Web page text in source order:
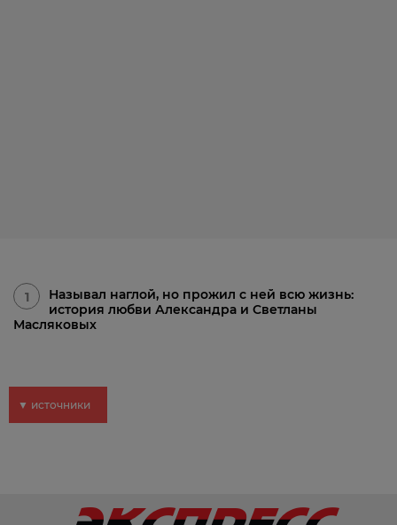
1
Называл наглой, но прожил с ней всю жизнь:
история любви Александра и Светланы
Масляковых
▼ источники